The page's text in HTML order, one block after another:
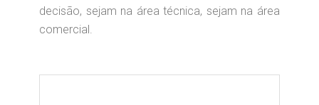
decisão, sejam na área técnica, sejam na área
comercial.